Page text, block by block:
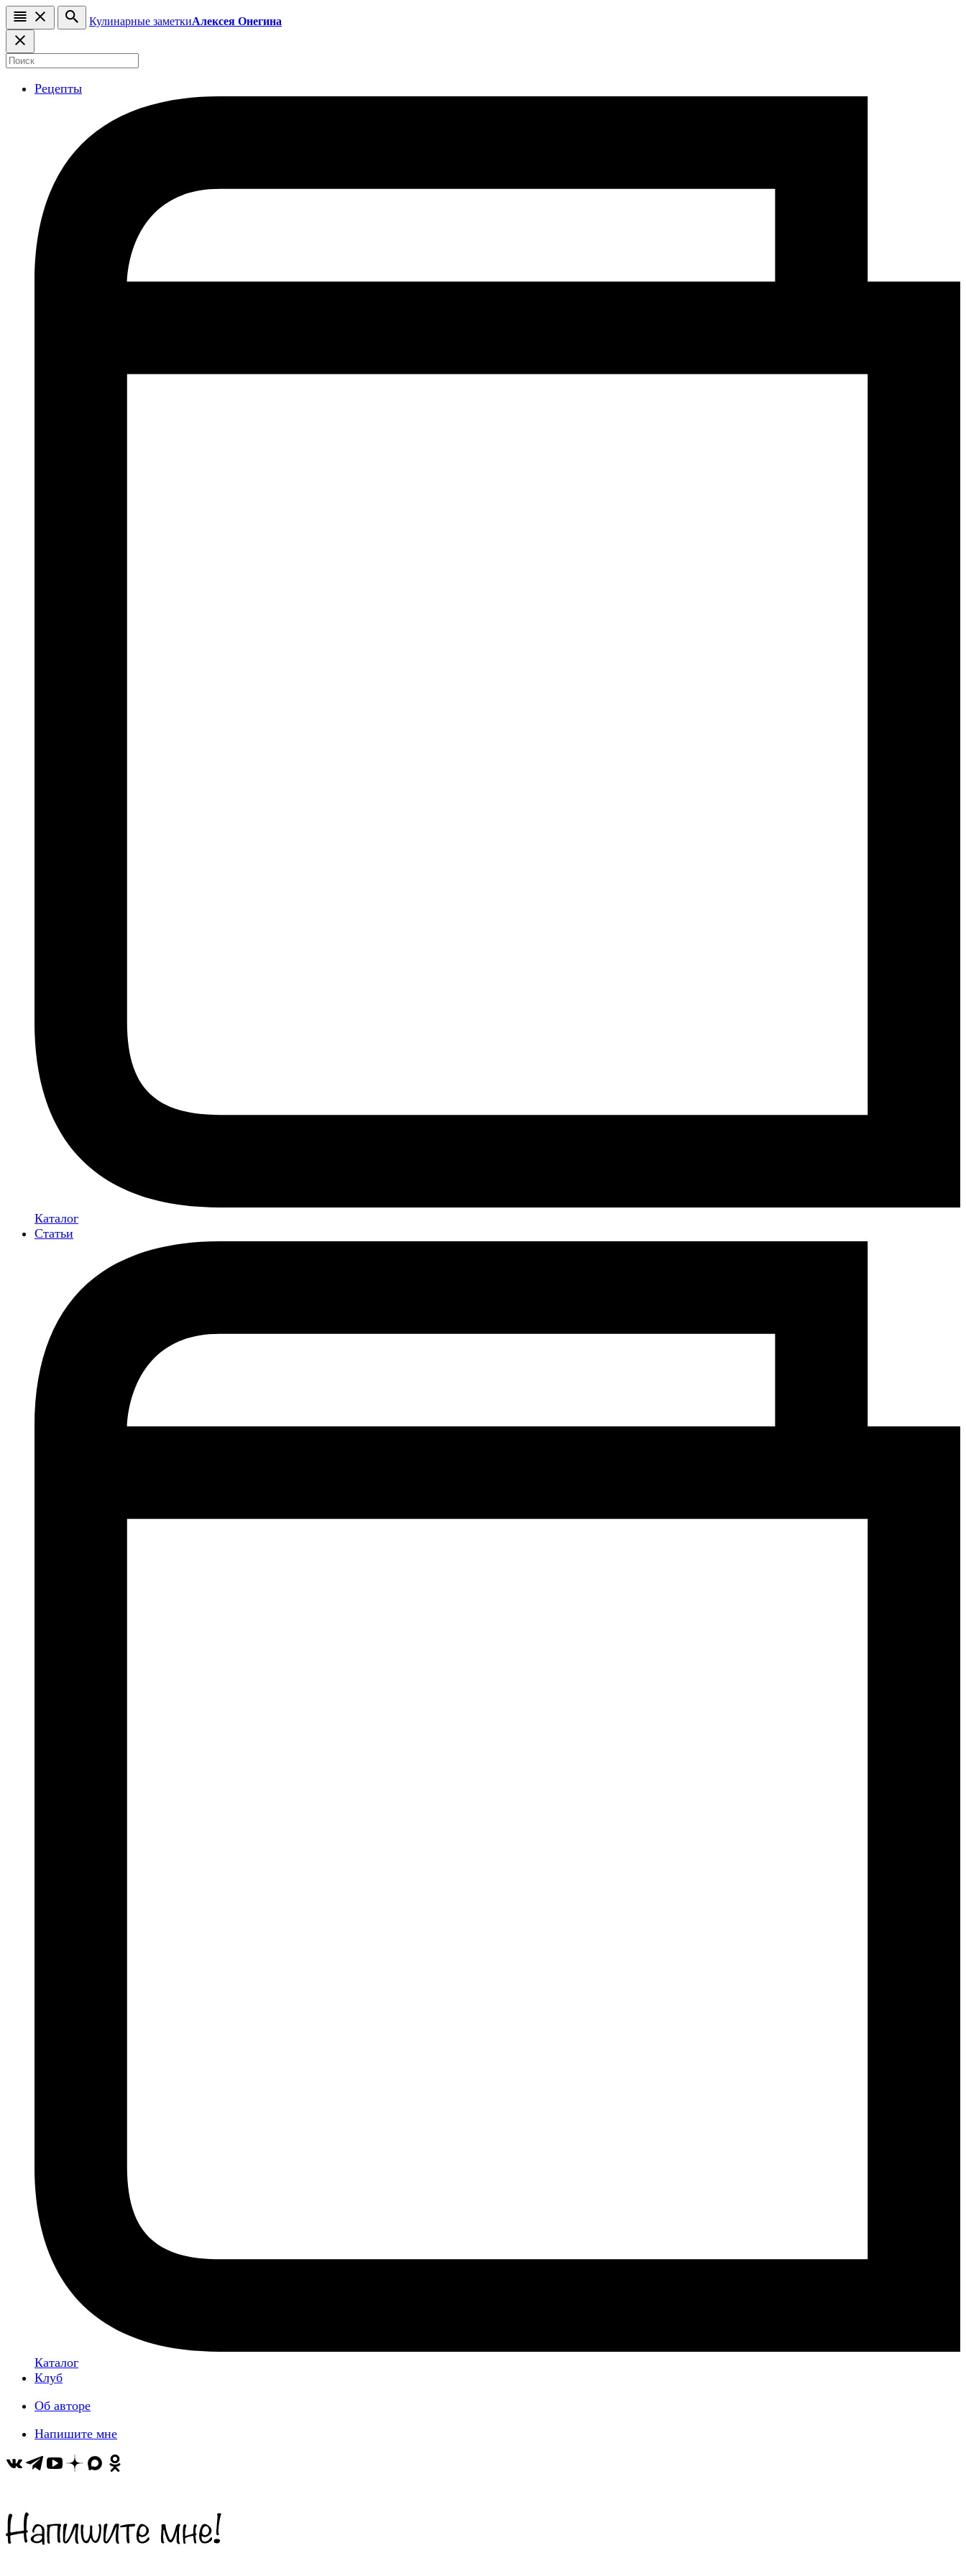
Кулинарные заметкиАлексея Онегина
Рецепты
Каталог
Статьи
Каталог
Клуб
Об авторе
Напишите мне